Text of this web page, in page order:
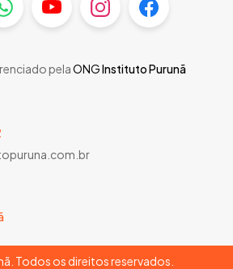
pelaONGInstituto Purunã
Todos os direitos reservados.